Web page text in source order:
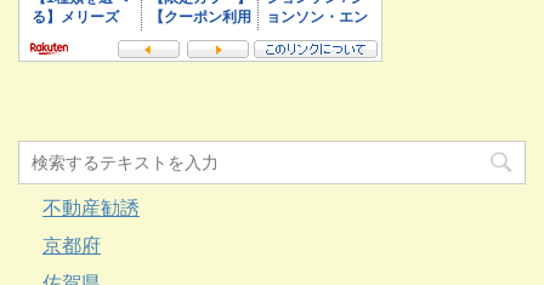
不動産勧誘
京都府